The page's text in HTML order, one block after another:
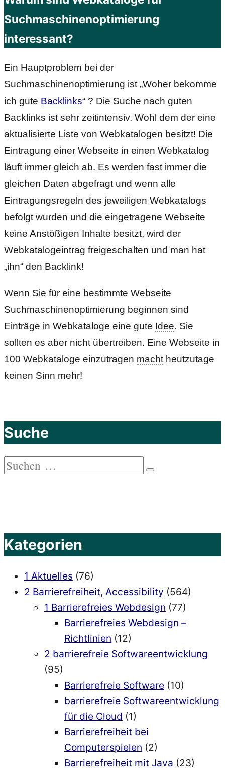
Suchmaschinenoptimierung
interessant?
Ein Hauptproblem bei der
Suchmaschinenoptimierung ist „Woher bekomme
ich gute Backlinks“ ? Die Suche nach guten
Backlinks ist sehr zeitintensiv. Wohl dem der eine
aktualisierte Liste von Webkatalogen besitzt! Die
Eintragung einer Webseite in einen Webkatalog
läuft immer gleich ab. Es werden fast immer die
gleichen Daten abgefragt und wenn alle
Eintragungsregeln des jeweiligen Webkatalogs
befolgt wurden und die eingetragene Webseite
keine Anstößigen Inhalte besitzt, wird der
Webkatalogeintrag freigeschalten und man hat
„ihn“ den Backlink!
Wenn Sie für eine bestimmte Webseite
Suchmaschinenoptimierung beginnen sind
Einträge in Webkataloge eine gute Idee. Sie
sollten es aber nicht übertreiben. Eine Webseite in
100 Webkataloge einzutragen machtheutzutage
keinen Sinn mehr!
Suche
Suchen
Kategorien
1 Aktuelles (76)
2 Barrierefreiheit, Accessibility (564)
1 Barrierefreies Webdesign (77)
Barrierefreies Webdesign –
Richtlinien (12)
2 barrierefreie Softwareentwicklung
(95)
Barrierefreie Software (10)
barrierefreie Softwareentwicklung
für die Cloud (1)
Barrierefreiheit bei
Computerspielen (2)
Barrierefreiheit mit Java (23)